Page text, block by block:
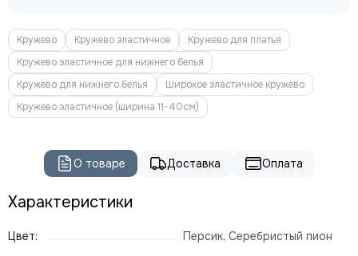
Кружево Кружево эластичное
Кружево для платья
Кружево эластичное для нижнего белья
Кружево для нижнего белья
Широкое эластичное кружево
Кружево эластичное (ширина 11-40см)
О товаре Доставка Оплата
Характеристики
Цвет:
Персик, Серебристый пион